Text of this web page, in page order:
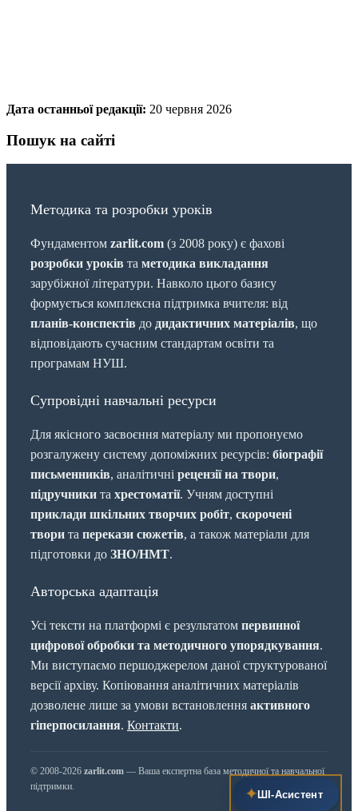
Дата останньої редакції: 20 червня 2026
Пошук на сайті
Методика та розробки уроків
Фундаментом zarlit.com (з 2008 року) є фахові
розробки уроків та методика викладання
зарубіжної літератури. Навколо цього базису
формується комплексна підтримка вчителя: від
планів-конспектів до дидактичних матеріалів, що
відповідають сучасним стандартам освіти та
програмам НУШ.
Супровідні навчальні ресурси
Для якісного засвоєння матеріалу ми пропонуємо
розгалужену систему допоміжних ресурсів: біографії
письменників, аналітичні рецензії на твори,
підручники та хрестоматії. Учням доступні
приклади шкільних творчих робіт, скорочені
твори та перекази сюжетів, а також матеріали для
підготовки до ЗНО/НМТ.
Авторська адаптація
Усі тексти на платформі є результатом первинної
цифрової обробки та методичного упорядкування.
Ми виступаємо першоджерелом даної структурованої
версії архіву. Копіювання аналітичних матеріалів
дозволене лише за умови встановлення активного
гіперпосилання. Контакти.
© 2008-2026 zarlit.com — Ваша експертна база методичної та навчальної
підтримки.
✦ШІ‑Асистент